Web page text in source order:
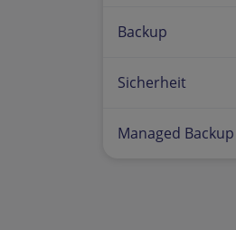
Backup
Sicherheit
Managed Backup